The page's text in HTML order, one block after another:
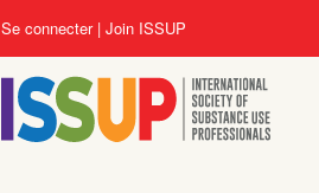
User
account
menu
Se connecter Join ISSUP